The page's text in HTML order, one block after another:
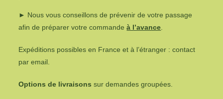
► Nous vous conseillons de prévenir de votre passage
afin de préparer votre commandeà l’avance
Expéditions possibles en France et à l’étranger : contact
par email.
Options de livraisons sur demandes groupées.